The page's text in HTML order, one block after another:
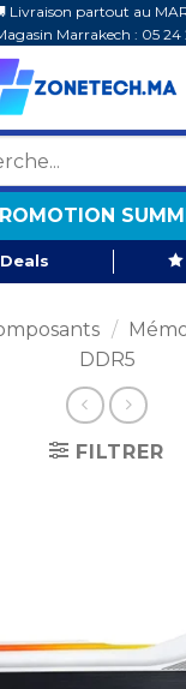
Livraison partout au
Marrakech : 05
/
DDR5
FILTRER